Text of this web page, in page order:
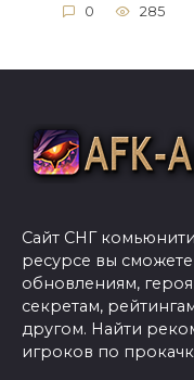
0 285
Сайт СНГ
ресурсе вы
обновлениям,
секретам,
другом. Найти
игроков по